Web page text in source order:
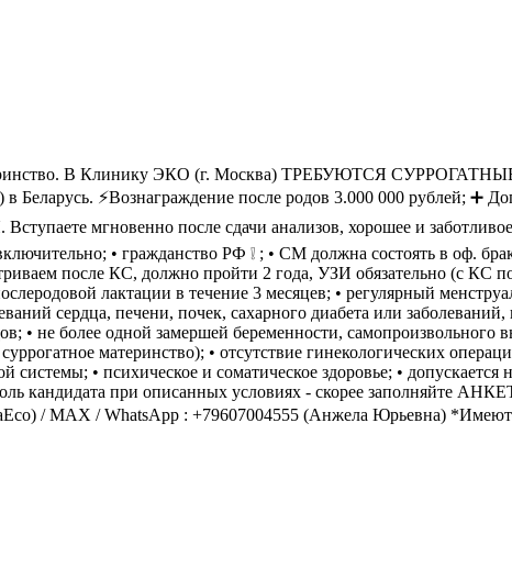
В Клинику ЭКО (г. Москва) ТРЕБУЮТСЯ
Беларусь. ⚡Вознаграждение после родов 3.000 000 рублей; ➕
мгновенно после сдачи анализов, хорошее и заботливое
• гражданство РФ ❕ ; • СМ должна состоять в оф.
после КС, должно пройти 2 года, УЗИ обязательно (с КС
лактации в течение 3 месяцев; • регулярный
сердца, печени, почек, сахарного диабета или
не более одной замершей беременности, самопроизвольного
материнство); • отсутствие гинекологических
системы; • психическое и соматическое здоровье; •
роль кандидата при описанных условиях - скорее
/ MAX / WhatsApp : +79607004555 (Анжела Юрьевна)